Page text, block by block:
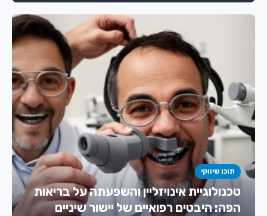
תוכן שיווקי
טכנולוגיית אינויזליין והשפעתה על בריאות
הפה: היבטים רפואיים של יישור שיניים